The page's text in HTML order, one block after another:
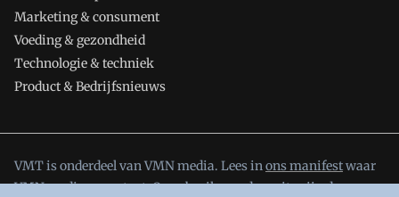
Marketing & consument
Voeding & gezondheid
Technologie & techniek
Product & Bedrijfsnieuws
VMT is onderdeel van VMN media. Lees inons manifestwaar
VMN media voor staat. Op gebruik van deze site zijn de